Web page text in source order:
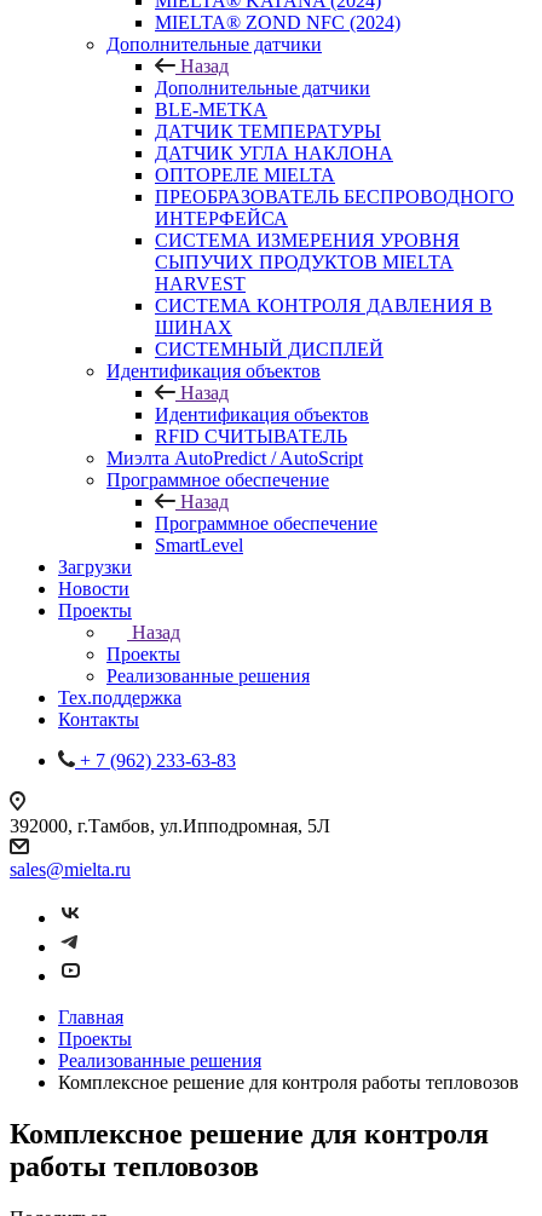
MIELTA® ZOND NFC (2024)
Дополнительные датчики
Назад
Дополнительные датчики
BLE-МЕТКА
ДАТЧИК ТЕМПЕРАТУРЫ
ДАТЧИК УГЛА НАКЛОНА
ОПТОРЕЛЕ MIELTA
ПРЕОБРАЗОВАТЕЛЬ БЕСПРОВОДНОГО
ИНТЕРФЕЙСА
СИСТЕМА ИЗМЕРЕНИЯ УРОВНЯ
СЫПУЧИХ ПРОДУКТОВ MIELTA
HARVEST
СИСТЕМА КОНТРОЛЯ ДАВЛЕНИЯ В
ШИНАХ
СИСТЕМНЫЙ ДИСПЛЕЙ
Идентификация объектов
Назад
Идентификация объектов
RFID СЧИТЫВАТЕЛЬ
Миэлта AutoPredict / AutoScript
Программное обеспечение
Назад
Программное обеспечение
SmartLevel
Загрузки
Новости
Проекты
Назад
Проекты
Реализованные решения
Тех.поддержка
Контакты
+ 7 (962) 233-63-83
392000, г.Тамбов, ул.Ипподромная, 5Л
sales@mielta.ru
Главная
Проекты
Реализованные решения
Комплексное решение для контроля работы тепловозов
Комплексное решение для контроля
работы тепловозов